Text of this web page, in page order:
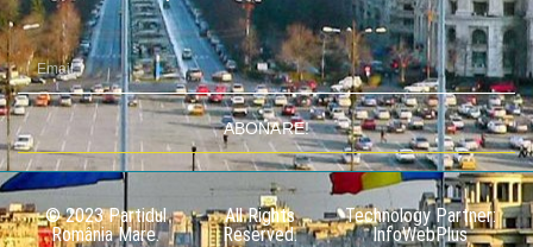
ABONARE!
© 2023 Partidul
România Mare.
All Rights
Reserved.
Technology Partner:
InfoWebPlus